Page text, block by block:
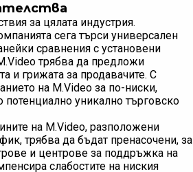
за цялата индустрия.
сега търси универсален
сравнения с установени
трябва да предложи
и грижата за продавачите. С
на M.Video за по-ниски,
потенциално уникално търговско
на M.Video, разположени
трябва да бъдат пренасочени, за
и центрове за поддръжка на
слабостите на ниския